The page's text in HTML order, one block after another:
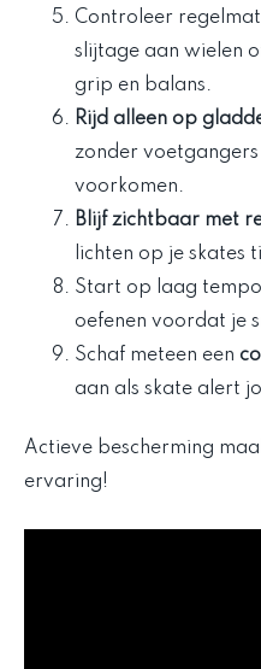
Controleer
slijtage aan wielen
grip en balans.
Rijd alleen op
zonder
voorkomen.
Blijf zichtbaar met
lichten op je skates
Start op laag
oefenen voordat je
Schaf meteen een
aan als skate alert
Actieve bescherming
ervaring!